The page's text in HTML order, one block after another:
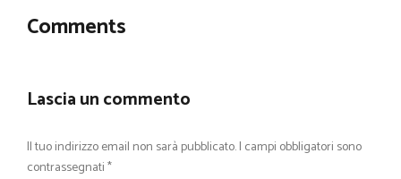
Comments
Lascia un commento
Il tuo indirizzo email non sarà pubblicato.I campi obbligatori sono
contrassegnati*